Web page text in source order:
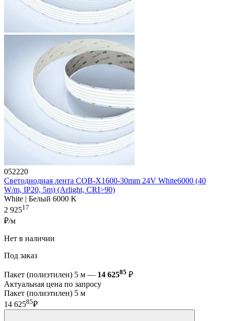
052220
Светодиодная лента COB-X1600-30mm 24V White6000 (40
W/m, IP20, 5m) (Arlight, CRI>90)
White | Белый 6000 K
2 92517
₽/м
Нет в наличии
Под заказ
Пакет (полиэтилен) 5 м — 14 62585 ₽
Актуальная цена по запросу
Пакет (полиэтилен) 5 м
14 62585₽